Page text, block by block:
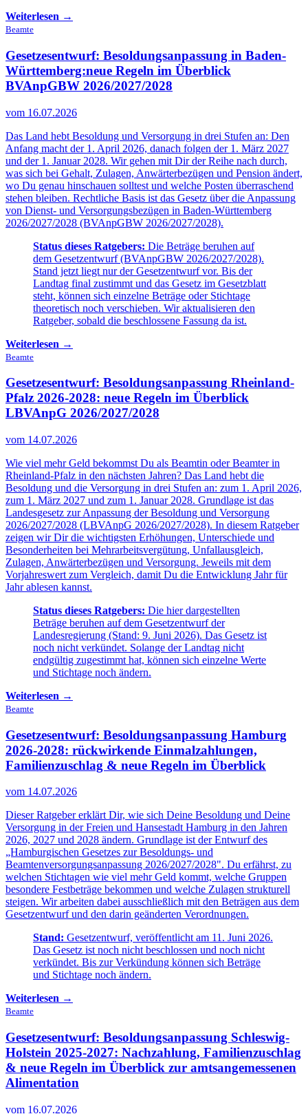
Weiterlesen →
Beamte
Gesetzesentwurf: Besoldungsanpassung in Baden-
Württemberg:neue Regeln im Überblick
BVAnpGBW 2026/2027/2028
vom 16.07.2026
Das Land hebt Besoldung und Versorgung in drei Stufen an: Den
Anfang macht der 1. April 2026, danach folgen der 1. März 2027
und der 1. Januar 2028. Wir gehen mit Dir der Reihe nach durch,
was sich bei Gehalt, Zulagen, Anwärterbezügen und Pension ändert,
wo Du genau hinschauen solltest und welche Posten überraschend
stehen bleiben. Rechtliche Basis ist das Gesetz über die Anpassung
von Dienst- und Versorgungsbezügen in Baden-Württemberg
2026/2027/2028 (BVAnpGBW 2026/2027/2028).
Status dieses Ratgebers: Die Beträge beruhen auf
dem Gesetzentwurf (BVAnpGBW 2026/2027/2028).
Stand jetzt liegt nur der Gesetzentwurf vor. Bis der
Landtag final zustimmt und das Gesetz im Gesetzblatt
steht, können sich einzelne Beträge oder Stichtage
theoretisch noch verschieben. Wir aktualisieren den
Ratgeber, sobald die beschlossene Fassung da ist.
Weiterlesen →
Beamte
Gesetzesentwurf: Besoldungsanpassung Rheinland-
Pfalz 2026-2028: neue Regeln im Überblick
LBVAnpG 2026/2027/2028
vom 14.07.2026
Wie viel mehr Geld bekommst Du als Beamtin oder Beamter in
Rheinland-Pfalz in den nächsten Jahren? Das Land hebt die
Besoldung und die Versorgung in drei Stufen an: zum 1. April 2026,
zum 1. März 2027 und zum 1. Januar 2028. Grundlage ist das
Landesgesetz zur Anpassung der Besoldung und Versorgung
2026/2027/2028 (LBVAnpG 2026/2027/2028). In diesem Ratgeber
zeigen wir Dir die wichtigsten Erhöhungen, Unterschiede und
Besonderheiten bei Mehrarbeitsvergütung, Unfallausgleich,
Zulagen, Anwärterbezügen und Versorgung. Jeweils mit dem
Vorjahreswert zum Vergleich, damit Du die Entwicklung Jahr für
Jahr ablesen kannst.
Status dieses Ratgebers: Die hier dargestellten
Beträge beruhen auf dem Gesetzentwurf der
Landesregierung (Stand: 9. Juni 2026). Das Gesetz ist
noch nicht verkündet. Solange der Landtag nicht
endgültig zugestimmt hat, können sich einzelne Werte
und Stichtage noch ändern.
Weiterlesen →
Beamte
Gesetzesentwurf: Besoldungsanpassung Hamburg
2026-2028: rückwirkende Einmalzahlungen,
Familienzuschlag & neue Regeln im Überblick
vom 14.07.2026
Dieser Ratgeber erklärt Dir, wie sich Deine Besoldung und Deine
Versorgung in der Freien und Hansestadt Hamburg in den Jahren
2026, 2027 und 2028 ändern. Grundlage ist der Entwurf des
„Hamburgischen Gesetzes zur Besoldungs- und
Beamtenversorgungsanpassung 2026/2027/2028". Du erfährst, zu
welchen Stichtagen wie viel mehr Geld kommt, welche Gruppen
besondere Festbeträge bekommen und welche Zulagen strukturell
steigen. Wir arbeiten dabei ausschließlich mit den Beträgen aus dem
Gesetzentwurf und den darin geänderten Verordnungen.
Stand: Gesetzentwurf, veröffentlicht am 11. Juni 2026.
Das Gesetz ist noch nicht beschlossen und noch nicht
verkündet. Bis zur Verkündung können sich Beträge
und Stichtage noch ändern.
Weiterlesen →
Beamte
Gesetzesentwurf: Besoldungsanpassung Schleswig-
Holstein 2025-2027: Nachzahlung, Familienzuschlag
& neue Regeln im Überblick zur amtsangemessenen
Alimentation
vom 16.07.2026